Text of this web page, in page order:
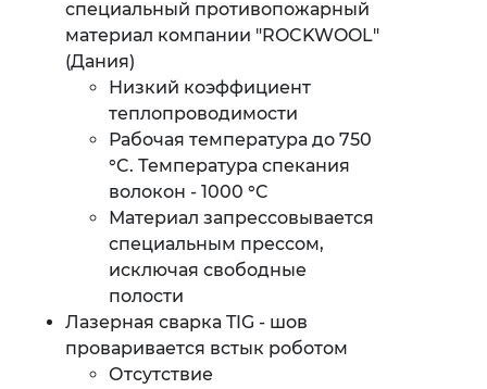
специальный противопожарный
материал компании "ROCKWOOL"
(Дания)
Низкий коэффициент
теплопроводимости
Рабочая температура до 750
°C. Температура спекания
волокон - 1000 °C
Материал запрессовывается
специальным прессом,
исключая свободные
полости
Лазерная сварка TIG - шов
проваривается встык роботом
Отсутствие